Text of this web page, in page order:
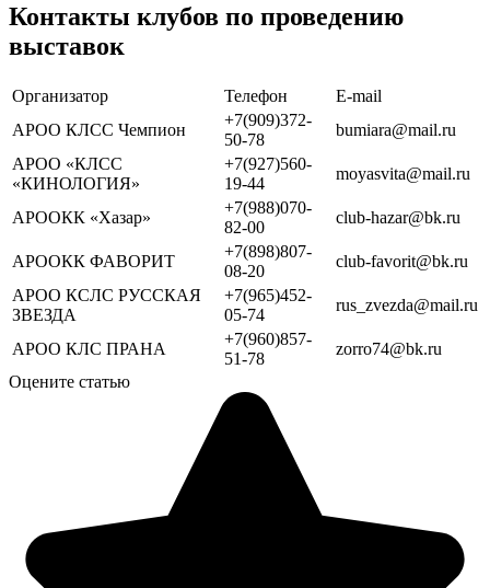
Контакты клубов по проведению
выставок
Организатор Телефон
Е-mail
АРОО КЛСС Чемпион
+7(909)372-
50-78
bumiara@mail.ru
АРОО «КЛСС
«КИНОЛОГИЯ»
+7(927)560-
19-44
moyasvita@mail.ru
АРООКК «Хазар»
+7(988)070-
82-00
club-hazar@bk.ru
АРООКК ФАВОРИТ
+7(898)807-
08-20
club-favorit@bk.ru
АРОО КСЛС РУССКАЯ
ЗВЕЗДА
+7(965)452-
05-74
rus_zvezda@mail.ru
АРОО КЛС ПРАНА
+7(960)857-
51-78
zorro74@bk.ru
Оцените статью